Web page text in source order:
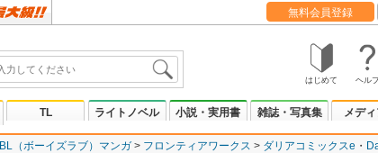
無料会員登録
はじめて ヘル
TL ライトノベル 小説・実用書 雑誌・写真集 メデ
BL（ボーイズラブ）マンガ フロンティアワークス ダリアコミックスe